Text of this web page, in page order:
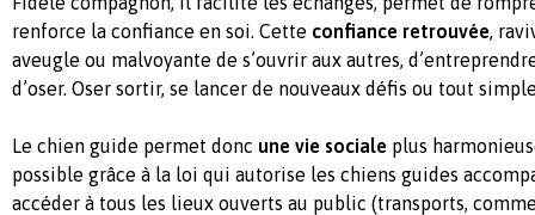
renforce la confiance en soi. Cette confiance retrouvée,
aveugle ou malvoyante de s’ouvrir aux autres,
d’oser. Oser sortir, se lancer de nouveaux défis ou tout
Le chien guide permet donc une vie sociale plus
possible grâce à la loi qui autorise les chiens guides
accéder à tous les lieux ouverts au public (transports,